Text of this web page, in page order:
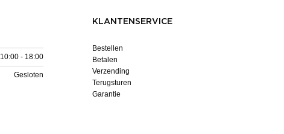
10:00 - 18:00
Gesloten
KLANTENSERVICE
Bestellen
Betalen
Verzending
Terugsturen
Garantie